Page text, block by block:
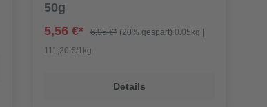
50g
5,56 €*
6,95 €* (20% gespart) 0.05kg |
111,20 €/1kg
Details